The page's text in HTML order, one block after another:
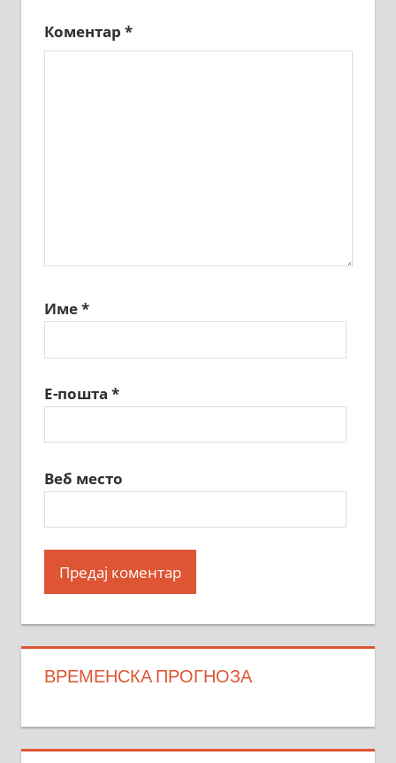
Коментар *
Име*
Е-пошта *
Веб место
ВРЕМЕНСКА ПРОГНОЗА